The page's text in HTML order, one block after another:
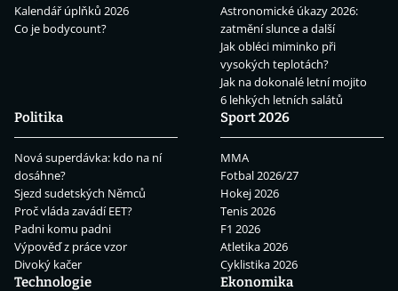
Kalendář úplňků 2026
Co je bodycount?
Astronomické úkazy 2026:
zatmění slunce a další
Jak obléci miminko při
vysokých teplotách?
Jak na dokonalé letní mojito
6 lehkých letních salátů
Politika
Nová superdávka: kdo na ní
dosáhne?
Sjezd sudetských Němců
Proč vláda zavádí EET?
Padni komu padni
Výpověď z práce vzor
Divoký kačer
Sport 2026
MMA
Fotbal 2026/27
Hokej 2026
Tenis 2026
F1 2026
Atletika 2026
Cyklistika 2026
Technologie
Ekonomika